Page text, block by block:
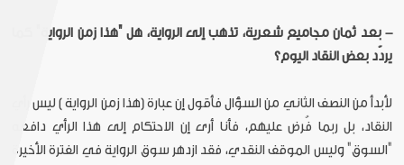
- بعد ثمان مجاميع شعرية، تذهب إلى الرواية، هل "هذا زمن الرواية" كما
يردّد بعض النقاد اليوم؟
لأبدأ من النصف الثاني من السؤال فأقول إن عبارة (هذا زمن الرواية ) ليس رأي
النقاد، بل ربما فُرض عليهم، فأنا أرى إن الاحتكام إلى هذا الرأي دافعه
"السوق" وليس الموقف النقدي، فقد ازدهر سوق الرواية في الفترة الأخيرة